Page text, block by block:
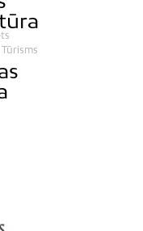
Tūrisms